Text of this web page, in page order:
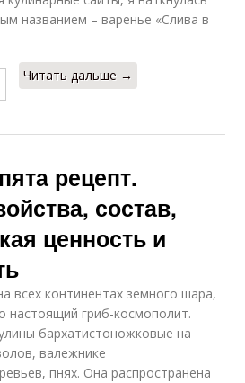
названием – варенье «Слива в
Читать дальше →
рецепт.
состав,
ценность и
всех континентах земного шара,
настоящий гриб-космополит.
бархатистоножковые на
валежнике
пнях. Она распространена